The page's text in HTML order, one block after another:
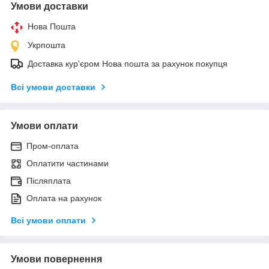
Умови доставки
Нова Пошта
Укрпошта
Доставка кур'єром Нова пошта за рахунок покупця
Всі умови доставки
Умови оплати
Пром-оплата
Оплатити частинами
Післяплата
Оплата на рахунок
Всі умови оплати
Умови повернення